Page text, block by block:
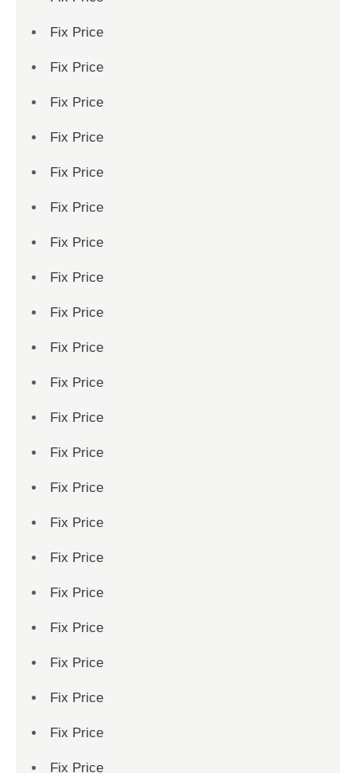
Fix Price
Fix Price
Fix Price
Fix Price
Fix Price
Fix Price
Fix Price
Fix Price
Fix Price
Fix Price
Fix Price
Fix Price
Fix Price
Fix Price
Fix Price
Fix Price
Fix Price
Fix Price
Fix Price
Fix Price
Fix Price
Fix Price